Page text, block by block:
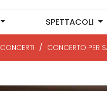
SPETTACOLI
CONCERTI / CONCERTO PER